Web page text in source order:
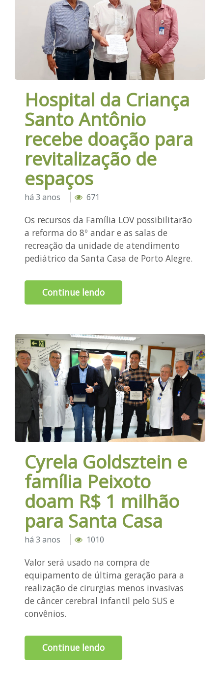
Hospital da Criança
Santo Antônio
recebe doação para
revitalização de
espaços
há 3 anos 671
Os recursos da Família LOV possibilitarão
a reforma do 8º andar e as salas de
recreação da unidade de atendimento
pediátrico da Santa Casa de Porto Alegre.
Continue lendo
Cyrela Goldsztein e
família Peixoto
doam R$ 1 milhão
para Santa Casa
há 3 anos 1010
Valor será usado na compra de
equipamento de última geração para a
realização de cirurgias menos invasivas
de câncer cerebral infantil pelo SUS e
convênios.
Continue lendo